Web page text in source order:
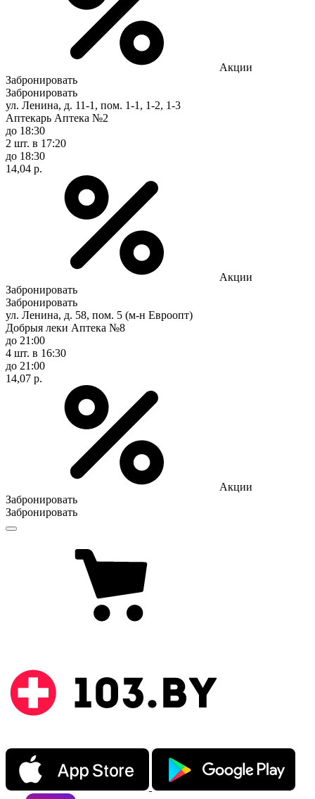
Акции
Забронировать
Забронировать
ул. Ленина, д. 11-1, пом. 1-1, 1-2, 1-3
Аптекарь Аптека №2
до 18:30
2 шт. в 17:20
до 18:30
14,04 р.
Акции
Забронировать
Забронировать
ул. Ленина, д. 58, пом. 5 (м-н Евроопт)
Добрыя леки Аптека №8
до 21:00
4 шт. в 16:30
до 21:00
14,07 р.
Акции
Забронировать
Забронировать